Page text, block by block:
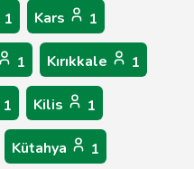
1 Kars 1
1 Kırıkkale 1
1 Kilis 1
Kütahya 1